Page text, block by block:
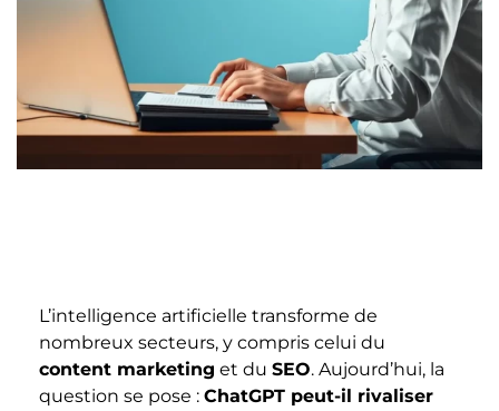
L’intelligence artificielle transforme de
nombreux secteurs, y compris celui du
content marketing et du SEO. Aujourd’hui, la
question se pose : ChatGPT peut-il rivaliser